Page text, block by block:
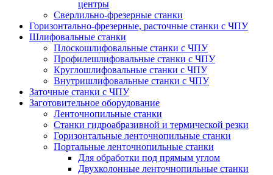
центры
Сверлильно-фрезерные станки
Горизонтально-фрезерные, расточные станки с ЧПУ
Шлифовальные станки
Плоскошлифовальные станки с ЧПУ
Профилешлифовальные станки с ЧПУ
Круглошлифовальные станки с ЧПУ
Внутришлифовальные станки с ЧПУ
Заточные станки с ЧПУ
Заготовительное оборудование
Ленточнопильные станки
Станки гидроабразивной и термической резки
Горизонтальные ленточнопильные станки
Портальные ленточнопильные станки
Для обработки под прямым углом
Двухколонные ленточнопильные станки